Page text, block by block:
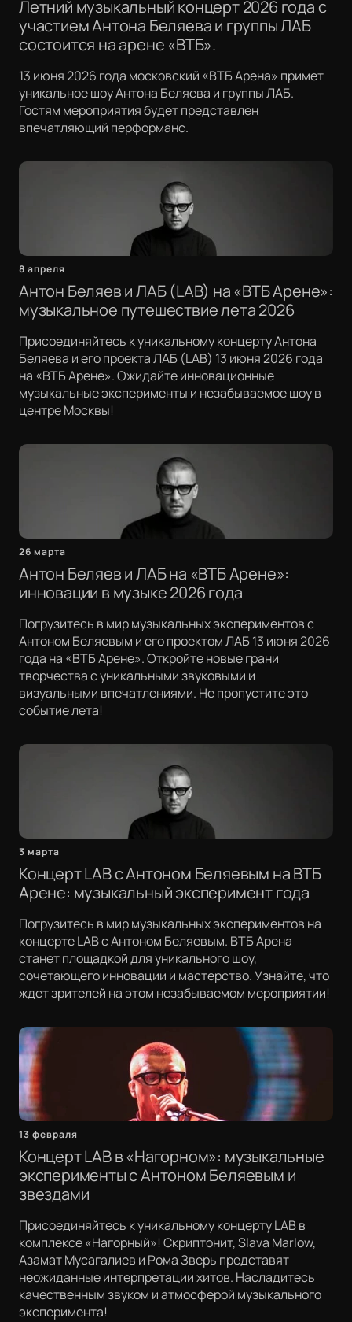
Летний музыкальный концерт 2026 года с
участием Антона Беляева и группы ЛАБ
состоится на арене «ВТБ».
13 июня 2026 года московский «ВТБ Арена» примет
уникальное шоу Антона Беляева и группы ЛАБ.
Гостям мероприятия будет представлен
впечатляющий перформанс.
8 апреля
Антон Беляев и ЛАБ (LAB) на «ВТБ Арене»:
музыкальное путешествие лета 2026
Присоединяйтесь к уникальному концерту Антона
Беляева и его проекта ЛАБ (LAB) 13 июня 2026 года
на «ВТБ Арене». Ожидайте инновационные
музыкальные эксперименты и незабываемое шоу в
центре Москвы!
26 марта
Антон Беляев и ЛАБ на «ВТБ Арене»:
инновации в музыке 2026 года
Погрузитесь в мир музыкальных экспериментов с
Антоном Беляевым и его проектом ЛАБ 13 июня 2026
года на «ВТБ Арене». Откройте новые грани
творчества с уникальными звуковыми и
визуальными впечатлениями. Не пропустите это
событие лета!
3 марта
Концерт LAB с Антоном Беляевым на ВТБ
Арене: музыкальный эксперимент года
Погрузитесь в мир музыкальных экспериментов на
концерте LAB с Антоном Беляевым. ВТБ Арена
станет площадкой для уникального шоу,
сочетающего инновации и мастерство. Узнайте, что
ждет зрителей на этом незабываемом мероприятии!
13 февраля
Концерт LAB в «Нагорном»: музыкальные
эксперименты с Антоном Беляевым и
звездами
Присоединяйтесь к уникальному концерту LAB в
комплексе «Нагорный»! Скриптонит, Slava Marlow,
Азамат Мусагалиев и Рома Зверь представят
неожиданные интерпретации хитов. Насладитесь
качественным звуком и атмосферой музыкального
эксперимента!